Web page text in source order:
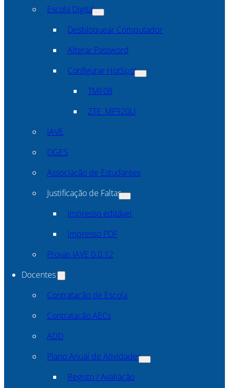
Escola Digital
Desbloquear Computador
Alterar Password
Configurar HotSpot
TMF08
ZTE_MF920U
IAVE
DGES
Associação de Estudantes
Justificação de Faltas
Impresso editável
Impresso PDF
Provas IAVE 0.0.12
Docentes
Contratação de Escola
Contratação AECs
ADD
Plano Anual de Atividades
Registo / Avaliação